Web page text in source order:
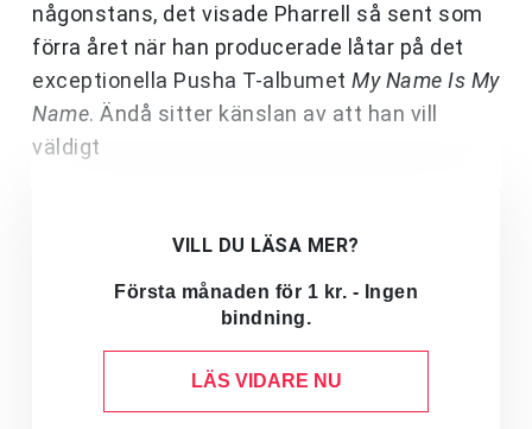
någonstans, det visade Pharrell så sent som
förra året när han producerade låtar på det
exceptionella Pusha T-albumet My Name Is My
Name. Ändå sitter känslan av att han vill
väldigt
VILL DU LÄSA MER?
Första månaden för 1 kr. - Ingen
bindning.
LÄS VIDARE NU